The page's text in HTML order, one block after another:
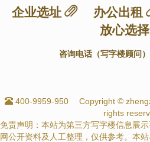
企业选址 办公出租
放心选
咨询电话（写字楼顾问
400-9959-950
Copyright ©
rights
免责声明：本站为第三方写字楼信息展
网公开资料及人工整理，仅供参考。本